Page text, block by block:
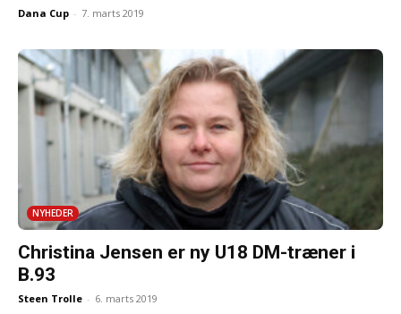
Dana Cup - 7. marts 2019
NYHEDER
Christina Jensen er ny U18 DM-træner i
B.93
Steen Trolle - 6. marts 2019